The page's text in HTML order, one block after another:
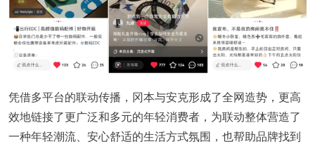
凭借多平台的联动传播，冈本与安克形成了全网造势，更高
效地链接了更广泛和多元的年轻消费者，为联动整体营造了
一种年轻潮流、安心舒适的生活方式氛围，也帮助品牌找到